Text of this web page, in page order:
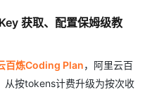
获取、配置保姆级教
百炼Coding Plan，阿里云百
从按tokens计费升级为按次收